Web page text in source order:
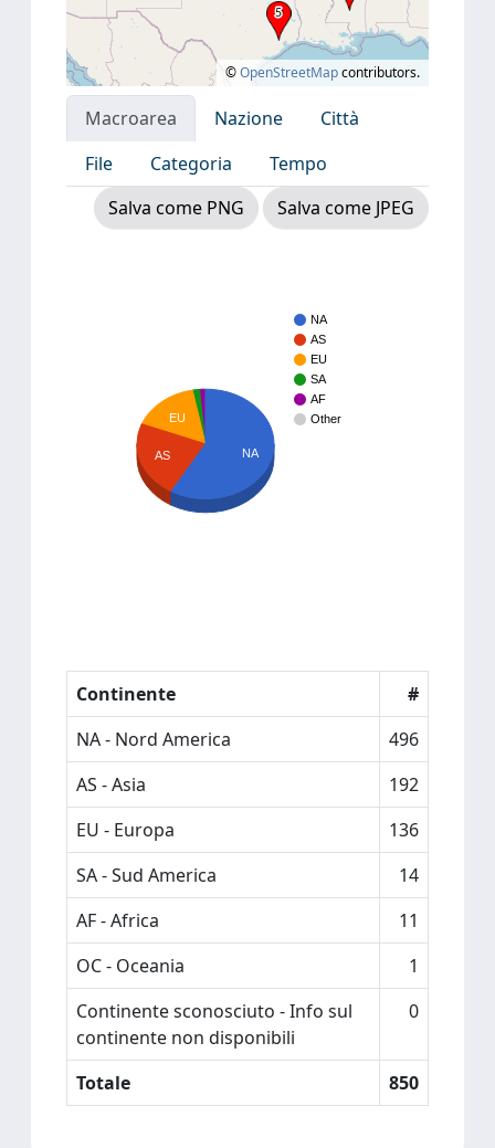
©OpenStreetMapcontributors.
Macroarea Nazione
Città
File
Categoria
Tempo
Salva come PNG
Salva come JPEG
NA
AS
EU
SA
AF
Other
EU
AS NA
Continente
#
NA - Nord America
496
AS - Asia
192
EU - Europa
136
SA - Sud America
14
AF - Africa
11
OC - Oceania
1
Continente sconosciuto - Info sul
continente non disponibili
0
Totale 850